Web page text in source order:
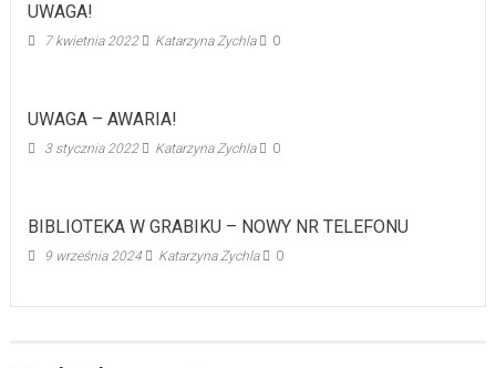
UWAGA!
7 kwietnia 2022 Katarzyna Zychla 0
UWAGA – AWARIA!
3 stycznia 2022 Katarzyna Zychla 0
BIBLIOTEKA W GRABIKU – NOWY NR TELEFONU
9 września 2024 Katarzyna Zychla 0